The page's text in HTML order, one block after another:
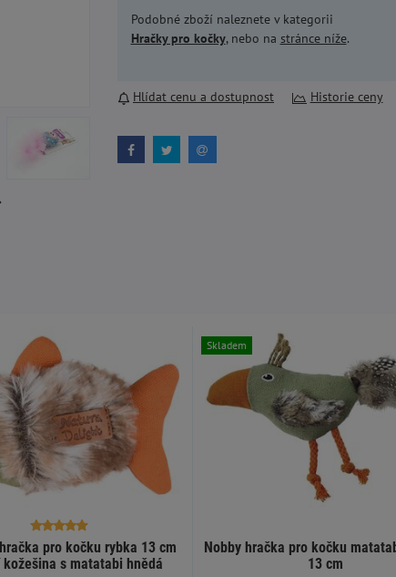
Podobné zboží naleznete v kategorii
Hračky pro kočky, nebo na stránce níže.
Hlídat cenu a dostupnost Historie ceny
pro kočku rybka 13 cm
s matatabi hnědá
Nobby hračka pro kočku
13 cm
Skladem